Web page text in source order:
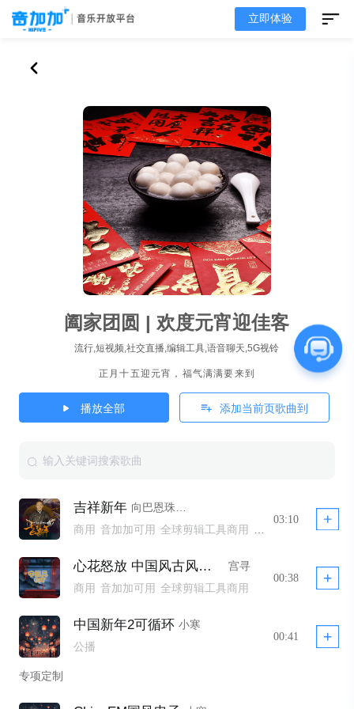
立即体验
阖家团圆 | 欢度元宵迎佳客
流行,短视频,社交直播,编辑工具,语音聊天,5G视铃
正月十五迎元宵，福气满满要来到
播放全部 添加当前页歌曲到
吉祥新年
商用 音加加可用 全球剪辑工具商用
全球剪辑工具商用 YTB不拦截
公播
03:10
心花怒放 中国风古风民乐
宫寻
商用 音加加可用 全球剪辑工具商用
00:38
中国新年2可循环 小寒
公播
00:41
专项定制